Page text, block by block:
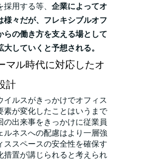
用する等、 企業によってオ
様々だが、フレキシブルオフ
らの働き方を支える場として
していくと予想される。
マル時代に対応したオ
計
イルスがきっかけでオフィス
素が変化したことはいうまで
の出来事をきっかけに従業員
ルネスへの配慮はより一層強
ススペースの安全性を確保す
措置が講じられると考えられ